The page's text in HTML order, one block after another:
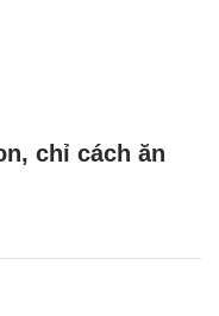
chỉ cách ăn